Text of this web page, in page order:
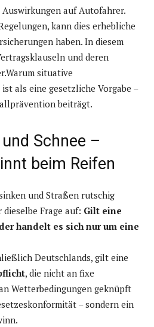
auf Autofahrer.
kann dies erhebliche
haben. In diesem
und deren
situative
als eine gesetzliche Vorgabe –
beiträgt.
Schnee –
beim Reifen
und Straßen rutschig
dieselbe Frage auf: Gilt eine
handelt es sich nur um eine
Deutschlands, gilt eine
, die nicht an fixe
Wetterbedingungen geknüpft
– sondern ein